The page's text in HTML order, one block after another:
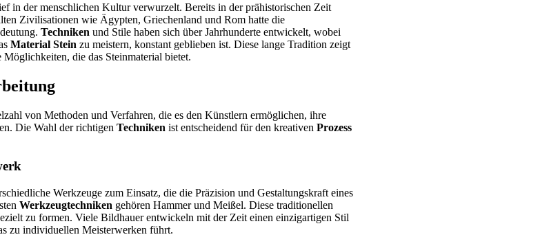
in der menschlichen Kultur verwurzelt. Bereits in der prähistorischen Zeit
Zivilisationen wie Ägypten, Griechenland und Rom hatte die
Techniken und Stile haben sich über Jahrhunderte entwickelt, wobei
Material Stein zu meistern, konstant geblieben ist. Diese lange Tradition zeigt
die das Steinmaterial bietet.
von Methoden und Verfahren, die es den Künstlern ermöglichen, ihre
Die Wahl der richtigen Techniken ist entscheidend für den kreativen Prozess
Werkzeuge zum Einsatz, die die Präzision und Gestaltungskraft eines
Werkzeugtechniken gehören Hammer und Meißel. Diese traditionellen
zu formen. Viele Bildhauer entwickeln mit der Zeit einen einzigartigen Stil
zu individuellen Meisterwerken führt.